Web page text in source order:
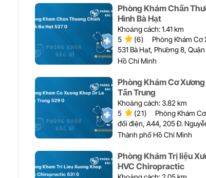
Phòng Khám Chấn
Hình Bà Hạt
Khoảng cách: 1.41 km
5
(6)
Phòng Khám Cơ
531 Bà Hạt, Phường 8,
Hồ Chí Minh
Phòng Khám Cơ
Tấn Trung
Khoảng cách: 3.82 km
5
(21)
Phòng Khám
đối điện, A44, 205 Đ.
Thành phố Hồ Chí Minh
Phòng Khám Trị liệu
HVC Chiropractic